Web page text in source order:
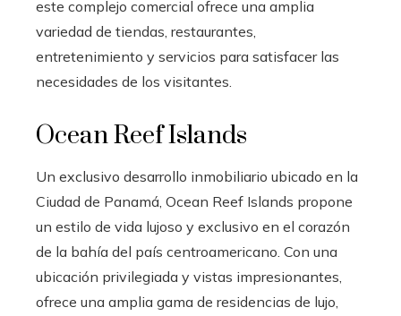
este complejo comercial ofrece una amplia
variedad de tiendas, restaurantes,
entretenimiento y servicios para satisfacer las
necesidades de los visitantes.
Ocean Reef Islands
Un exclusivo desarrollo inmobiliario ubicado en la
Ciudad de Panamá, Ocean Reef Islands propone
un estilo de vida lujoso y exclusivo en el corazón
de la bahía del país centroamericano. Con una
ubicación privilegiada y vistas impresionantes,
ofrece una amplia gama de residencias de lujo,